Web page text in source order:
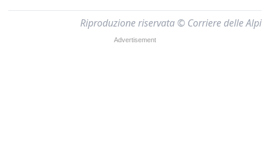
Riproduzione riservata © Corriere delle Alpi